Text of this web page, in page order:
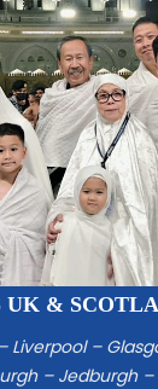
UK &
Liverpool –
– Jedburgh